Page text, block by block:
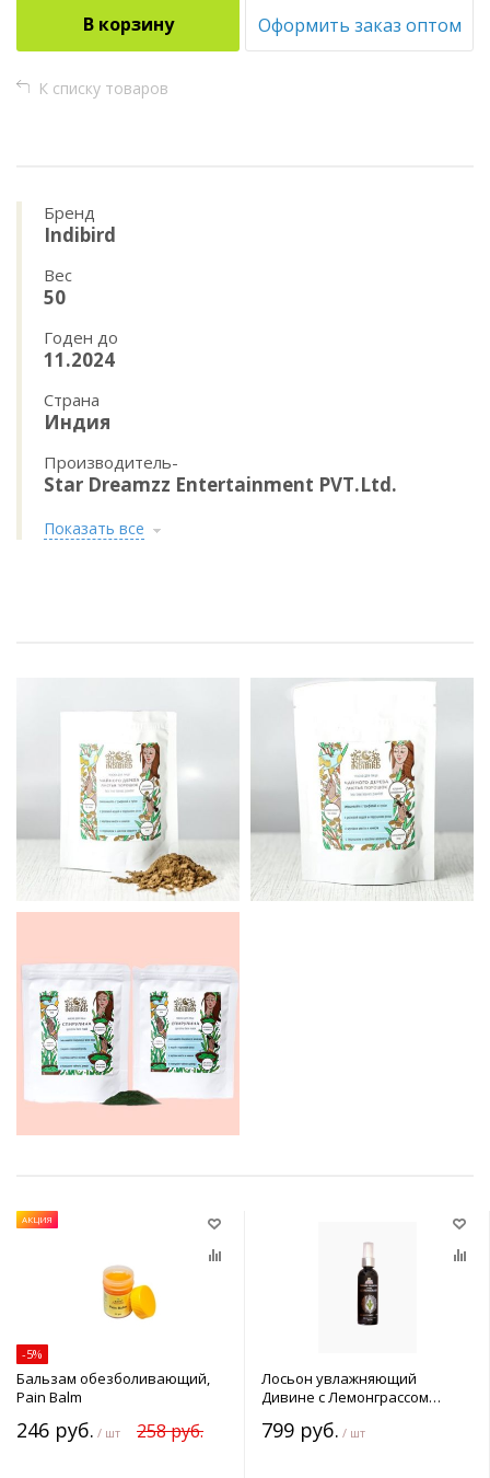
В корзину Оформить заказ оптом
К списку товаров
Бренд
Indibird
Вес
50
Годен до
11.2024
Страна
Индия
Производитель-
Star Dreamzz Entertainment PVT.Ltd.
Показать все
АКЦИЯ
-5%
Бальзам обезболивающий,
Pain Balm
246 руб. / шт 258 руб.
Лосьон увлажняющий
Дивине с Лемонграссом
Lemongrass) 100 мл
799 руб. / шт